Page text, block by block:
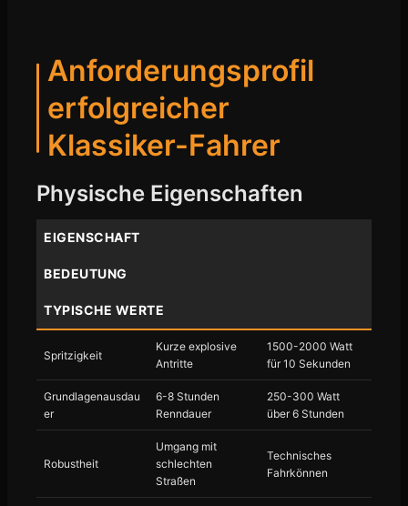
Anforderungsprofil
erfolgreicher
Klassiker-Fahrer
Physische Eigenschaften
EIGENSCHAFT
BEDEUTUNG
TYPISCHE WERTE
Spritzigkeit
Kurze explosive
Antritte
1500-2000 Watt
für 10 Sekunden
Grundlagenausdau
er
6-8 Stunden
Renndauer
250-300 Watt
über 6 Stunden
Robustheit
Umgang mit
schlechten
Straßen
Technisches
Fahrkönnen